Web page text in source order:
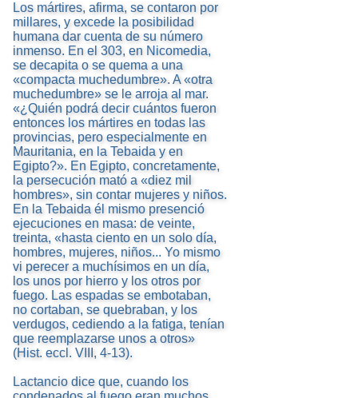
Los mártires, afirma, se contaron por
millares, y excede la posibilidad
humana dar cuenta de su número
inmenso. En el 303, en Nicomedia,
se decapita o se quema a una
«compacta muchedumbre». A «otra
muchedumbre» se le arroja al mar.
«¿Quién podrá decir cuántos fueron
entonces los mártires en todas las
provincias, pero especialmente en
Mauritania, en la Tebaida y en
Egipto?». En Egipto, concretamente,
la persecución mató a «diez mil
hombres», sin contar mujeres y niños.
En la Tebaida él mismo presenció
ejecuciones en masa: de veinte,
treinta, «hasta ciento en un solo día,
hombres, mujeres, niños... Yo mismo
vi perecer a muchísimos en un día,
los unos por hierro y los otros por
fuego. Las espadas se embotaban,
no cortaban, se quebraban, y los
verdugos, cediendo a la fatiga, tenían
que reemplazarse unos a otros»
(Hist. eccl. VIII, 4-13).
Lactancio dice que, cuando los